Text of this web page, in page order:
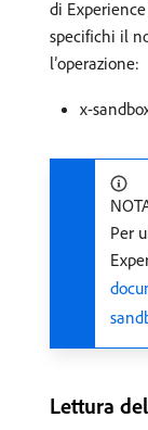
di
specifichi il
l’operazione:
x-
Per
Lettura